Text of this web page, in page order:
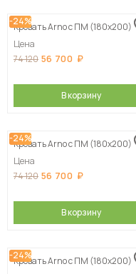
-24%
Кровать Arno с ПМ (180х200)
Цена
74 120 56 700
В корзину
-24%
Кровать Arno с ПМ (180х200)
Цена
74 120 56 700
В корзину
-24%
Кровать Arno с ПМ (180х200)